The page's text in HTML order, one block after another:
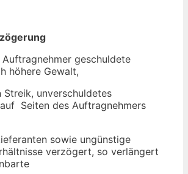
geschuldete
höhere Gewalt,
Streik, unverschuldetes
Seiten des Auftragnehmers
sowie ungünstige
verzögert, so verlängert